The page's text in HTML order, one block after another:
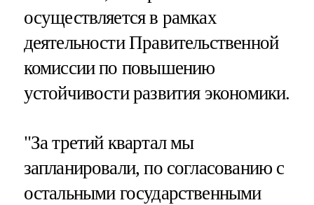
осуществляется в рамках
деятельности Правительственной
комиссии по повышению
устойчивости развития экономики.
"За третий квартал мы
запланировали, по согласованию с
остальными государственными